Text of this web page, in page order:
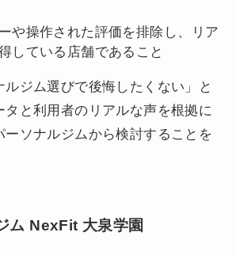
や操作された評価を排除し、リア
している店舗であること
ルジム選びで後悔したくない」と
タと利用者のリアルな声を根拠に
ーソナルジムから検討することを
ム NexFit 大泉学園